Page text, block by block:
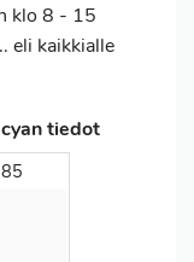
klo 8 - 15
eli kaikkialle
tiedot